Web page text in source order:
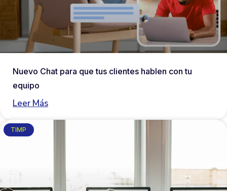
Nuevo Chat para que tus clientes hablen con tu
equipo
Leer Más
TIMP